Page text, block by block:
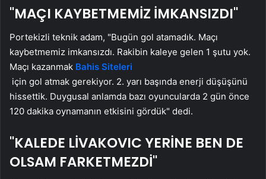
"MAÇI KAYBETMEMİZ İMKANSIZDI"
Portekizli teknik adam, "Bugün gol atamadık. Maçı
kaybetmemiz imkansızdı. Rakibin kaleye gelen 1 şutu yok.
Maçı kazanmak Bahis Siteleri
için gol atmak gerekiyor. 2. yarı başında enerji düşüşünü
hissettik. Duygusal anlamda bazı oyuncularda 2 gün önce
120 dakika oynamanın etkisini gördük" dedi.
"KALEDE LİVAKOVIC YERİNE BEN DE
OLSAM FARKETMEZDİ"